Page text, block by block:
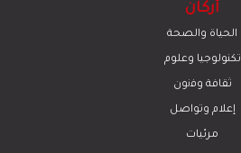
أركان
الحياة والصحة
تكنولوجيا وعلوم
ﺛﻘﺎﻓﺔ وﻓﻧون
إعلام وتواصل
مرئيات